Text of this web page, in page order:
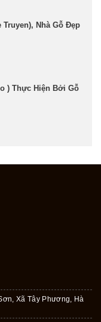
Truyen), Nhà Gỗ Đẹp
) Thực Hiện Bởi Gỗ
Xã Tây Phương, Hà